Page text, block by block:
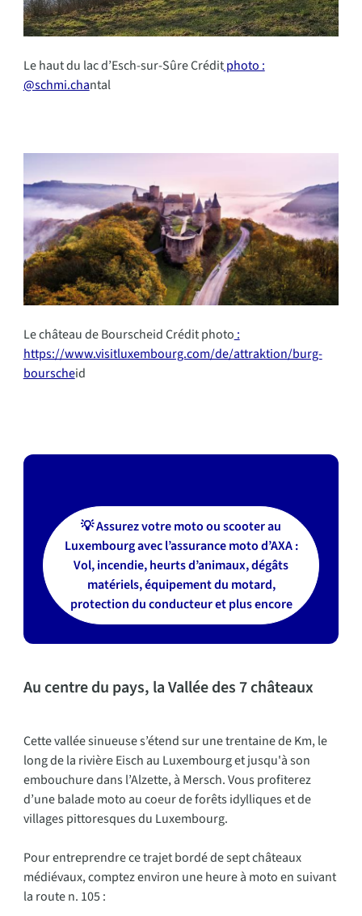
Le haut du lac d’Esch-sur-Sûre Créditphoto :
@schmi.chantal
Le château de Bourscheid Crédit photo :
https://www.visitluxembourg.com/de/attraktion/burg-
bourscheid
💡 Assurez votre moto ou scooter au
Luxembourg avec l’assurance moto d’AXA :
Vol, incendie, heurts d’animaux, dégâts
matériels, équipement du motard,
protection du conducteur et plus encore
Au centre du pays, la Vallée des 7 châteaux
Cette vallée sinueuse s’étend sur une trentaine de Km, le
long de la rivière Eisch au Luxembourg et jusqu'à son
embouchure dans l’Alzette, à Mersch. Vous profiterez
d’une balade moto au coeur de forêts idylliques et de
villages pittoresques du Luxembourg.
Pour entreprendre ce trajet bordé de sept châteaux
médiévaux, comptez environ une heure à moto en suivant
la route n. 105 :